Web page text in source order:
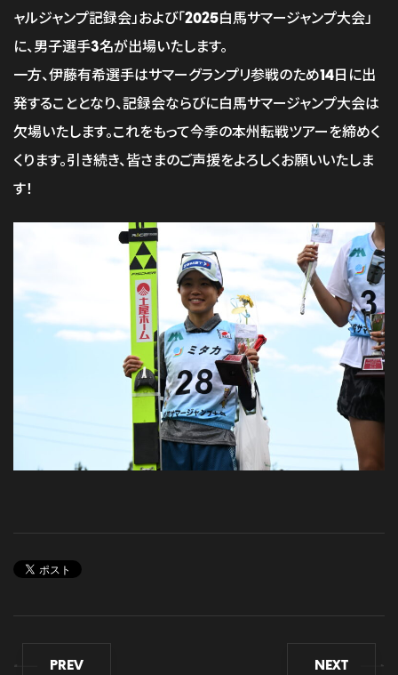
ャルジャンプ記録会」および「2025白馬サマージャンプ大会」
に、男子選手3名が出場いたします。
一方、伊藤有希選手はサマーグランプリ参戦のため14日に出
発することとなり、記録会ならびに白馬サマージャンプ大会は
欠場いたします。これをもって今季の本州転戦ツアーを締めく
くります。引き続き、皆さまのご声援をよろしくお願いいたしま
す！
PREV NEXT